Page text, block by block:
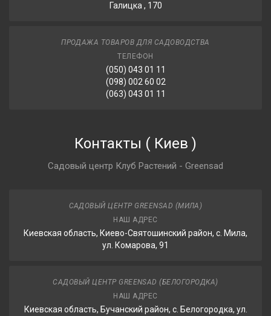
Галицка , 170
ПРОДАЖА ТОВАРОВ ДЛЯ САДОВОДСТВА
ТЕЛЕФОН
(050) 043 01 11
(098) 002 60 02
(063) 043 01 11
Контакты ( Киев )
Садовый центр Клуб Растений - Greensad
САДОВЫЙ ЦЕНТР GREENSAD (МИЛА)
НАШ АДРЕС
Киевская область, Киево-Святошинский район, с. Мила,
ул. Комарова, 91
САДОВЫЙ ЦЕНТР GREENSAD (БЕЛОГОРОДКА)
НАШ АДРЕС
Киевская область, Бучанский район, с. Белогородка, ул.